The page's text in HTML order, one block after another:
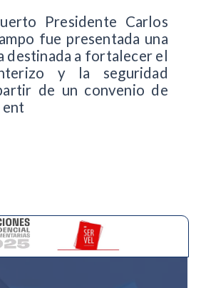
Presidente Carlos
fue presentada una
destinada a fortalecer el
y la seguridad
de un convenio de